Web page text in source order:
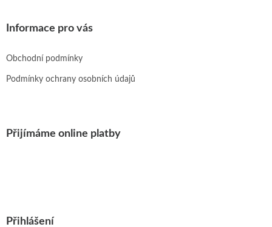
Informace pro vás
Obchodní podmínky
Podmínky ochrany osobních údajů
Přijímáme online platby
Přihlášení